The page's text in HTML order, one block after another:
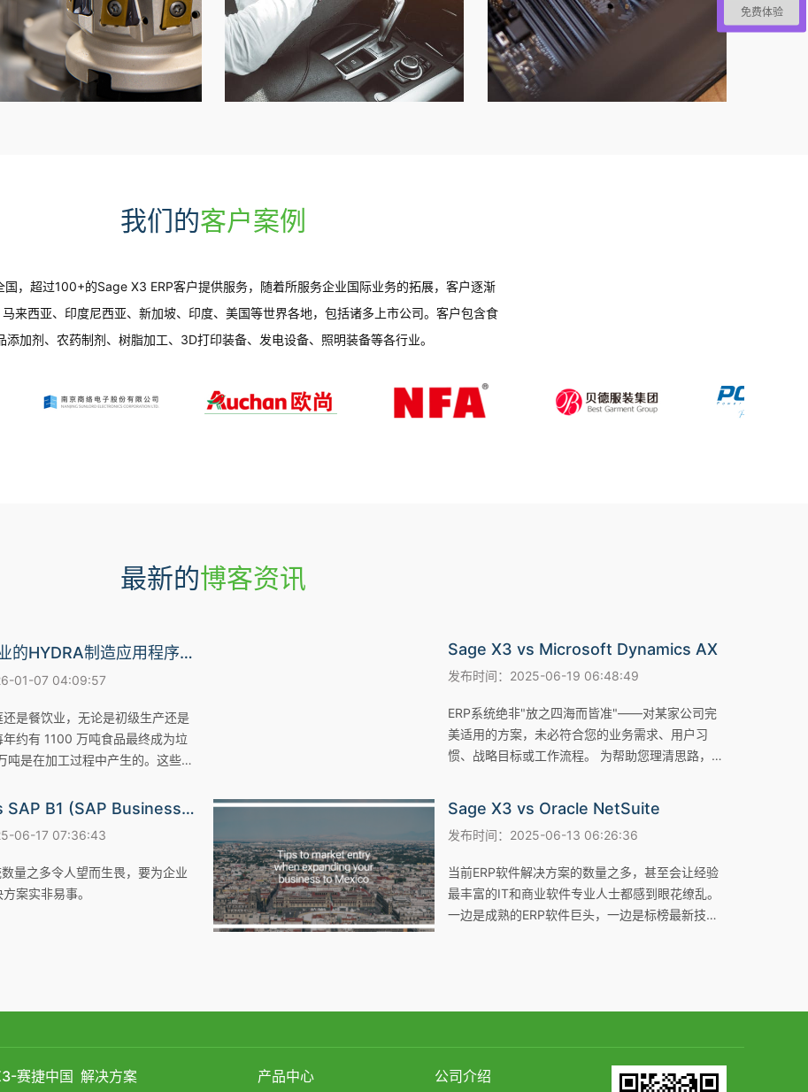
我们的客户案例
国，超过100+的Sage X3 ERP客户提供服务，随着所服务企业国际业务的拓展，客户逐渐
来西亚、印度尼西亚、新加坡、印度、美国等世界各地，包括诸多上市公司。客户包含食
添加剂、农药制剂、树脂加工、3D打印装备、发电设备、照明装备等各行业。
最新的博客资讯
食品加工行业的HYDRA制造应用程序-以负责任的态度加工食品
01-07 04:09:57
是餐饮业，无论是初级生产还是
约有 1100 万吨食品最终成为垃
吨是在加工过程中产生的。这些食
字化！制造执行系统（MES）有
Sage X3 vs Microsoft Dynamics AX
发布时间：2025-06-19 06:48:49
ERP系统绝非"放之四海而皆准"——对某家公司完
美适用的方案，未必符合您的业务需求、用户习
惯、战略目标或工作流程。 为帮助您理清思路，本
析。
Sage X3 vs SAP B1 (SAP Business One)
06-17 07:36:43
量之多令人望而生畏，要为企业
案实非易事。
Sage X3 vs Oracle NetSuite
发布时间：2025-06-13 06:26:36
当前ERP软件解决方案的数量之多，甚至会让经验
最丰富的IT和商业软件专业人士都感到眼花缭乱。
一边是成熟的ERP软件巨头，一边是标榜最新技术
赛捷中国 解决方案 产品中心 公司介绍
免费体验